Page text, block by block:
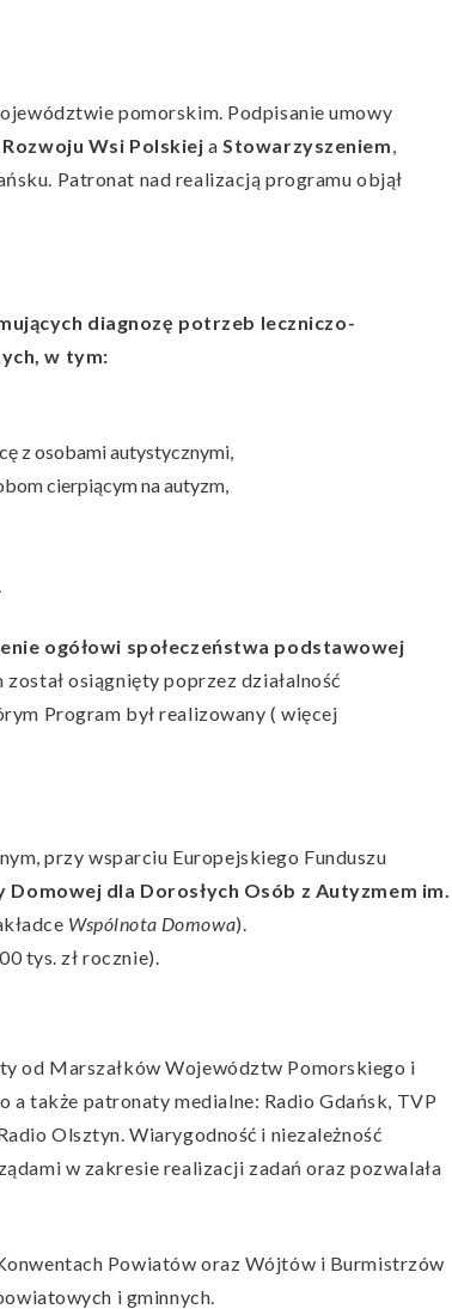
pomorskim. Podpisanie umowy
Wsi Polskiej a Stowarzyszeniem
Patronat nad realizacją programu objął
diagnozę potrzeb leczniczo-
w tym:
z osobami autystycznymi,
cierpiącym na autyzm,
ogółowi społeczeństwa podstawowej
został osiągnięty poprzez działalność
Program był realizowany ( więcej
przy wsparciu Europejskiego Funduszu
dla Dorosłych Osób z Autyzmem im.
Wspólnota Domowa).
tys. zł rocznie).
od Marszałków Województw Pomorskiego i
także patronaty medialne: Radio Gdańsk, TVP
Olsztyn. Wiarygodność i niezależność
w zakresie realizacji zadań oraz pozwalała
Powiatów oraz Wójtów i Burmistrzów
i gminnych.